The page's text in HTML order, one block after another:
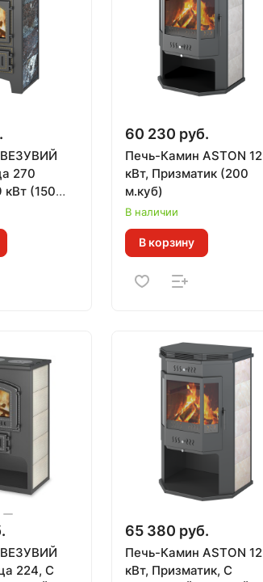
270
кВт (150
60 230 руб.
Печь-Камин ASTON 12
кВт, Призматик (200
м.куб)
В наличии
В корзину
224, С
65 380 руб.
Печь-Камин ASTON 12
кВт, Призматик, С